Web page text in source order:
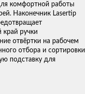
комфортной работы
Наконечник Lasertip
край ручки
отвёртки на рабочем
отбора и сортировки
подставку для